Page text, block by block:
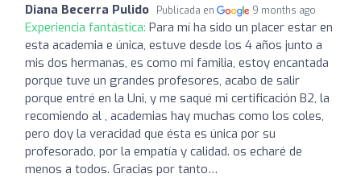
Diana Becerra Pulido Publicada en 9 months ago
Experiencia fantástica: Para mí ha sido un placer estar en
esta academia e única, estuve desde los 4 años junto a
mis dos hermanas, es como mi familia, estoy encantada
porque tuve un grandes profesores, acabo de salir
porque entré en la Uni, y me saqué mi certificación B2, la
recomiendo al , academias hay muchas como los coles,
pero doy la veracidad que ésta es única por su
profesorado, por la empatía y calidad. os echaré de
menos a todos. Gracias por tanto…